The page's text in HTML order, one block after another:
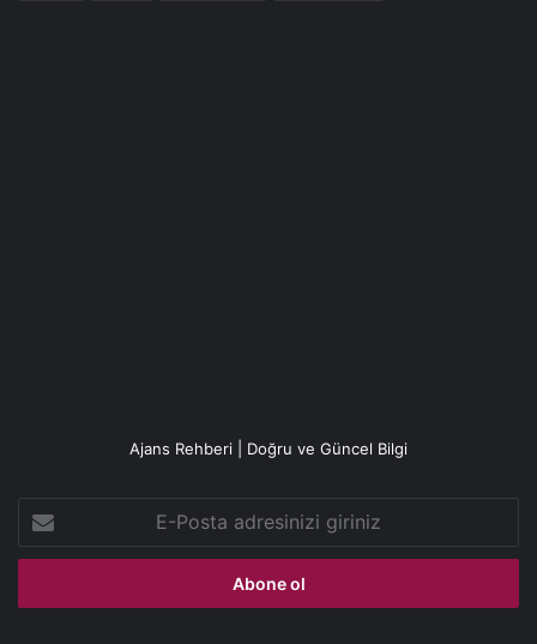
Ajans Rehberi | Doğru ve Güncel Bilgi
Posta
adresinizi